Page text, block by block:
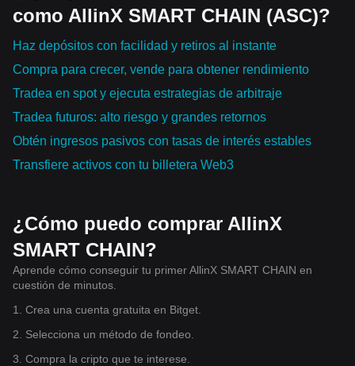
como AllinX SMART CHAIN (ASC)?
Haz depósitos con facilidad y retiros al instante
Compra para crecer, vende para obtener rendimiento
Tradea en spot y ejecuta estrategias de arbitraje
Tradea futuros: alto riesgo y grandes retornos
Obtén ingresos pasivos con tasas de interés estables
Transfiere activos con tu billetera Web3
¿Cómo puedo comprar AllinX
SMART CHAIN?
Aprende cómo conseguir tu primer AllinX SMART CHAIN en
cuestión de minutos.
1. Crea una cuenta gratuita en Bitget.
2. Selecciona un método de fondeo.
3. Compra la cripto que te interese.